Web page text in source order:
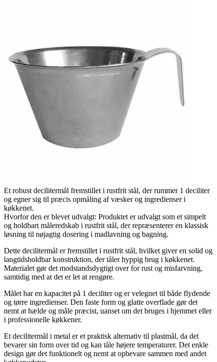
Et robust decilitermål fremstillet i rustfrit stål, der rummer 1 deciliter
og egner sig til præcis opmåling af væsker og ingredienser i
køkkenet.
Hvorfor den er blevet udvalgt: Produktet er udvalgt som et simpelt
og holdbart måleredskab i rustfrit stål, der repræsenterer en klassisk
løsning til nøjagtig dosering i madlavning og bagning.
Dette decilitermål er fremstillet i rustfrit stål, hvilket giver en solid og
langtidsholdbar konstruktion, der tåler hyppig brug i køkkenet.
Materialet gør det modstandsdygtigt over for rust og misfarvning,
samtidig med at det er let at rengøre.
Målet har en kapacitet på 1 deciliter og er velegnet til både flydende
og tørre ingredienser. Den faste form og glatte overflade gør det
nemt at hælde og måle præcist, uanset om det bruges i hjemmet eller
i professionelle køkkener.
Et decilitermål i metal er et praktisk alternativ til plastmål, da det
bevarer sin form over tid og kan tåle højere temperaturer. Det enkle
design gør det funktionelt og nemt at opbevare sammen med andet